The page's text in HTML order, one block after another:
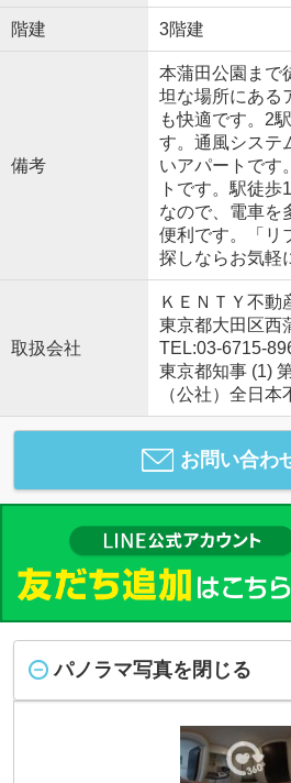
階建 3階建
備考
本蒲田公園まで
坦な場所にある
も快適です。2
す。通風システ
いアパートです
トです。駅徒
なので、電車を
便利です。「リ
探しならお気軽
取扱会社
ＫＥＮＴＹ不
東京都大田区西
TEL:03-6715-
東京都知事 (1)
（公社）全日本
お問い合わ
パノラマ写真を閉じる